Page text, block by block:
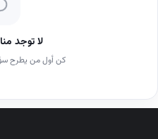
لا توجد
كن أول من يطرح